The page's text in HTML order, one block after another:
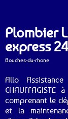
Plombier
express
Bouches-du-rhone
Allo Assistance
comprenant le
et la